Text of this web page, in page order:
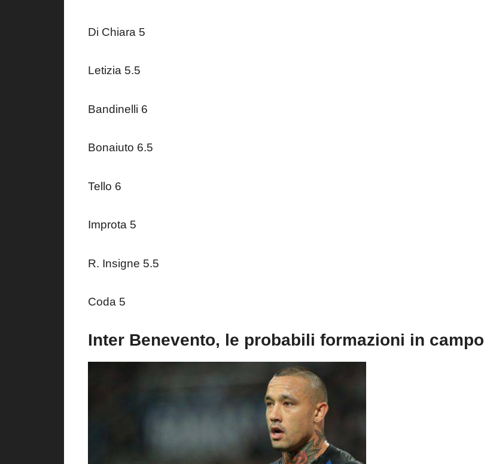
Di Chiara 5
Letizia 5.5
Bandinelli 6
Bonaiuto 6.5
Tello 6
Improta 5
R. Insigne 5.5
Coda 5
Inter Benevento, le probabili formazioni in campo